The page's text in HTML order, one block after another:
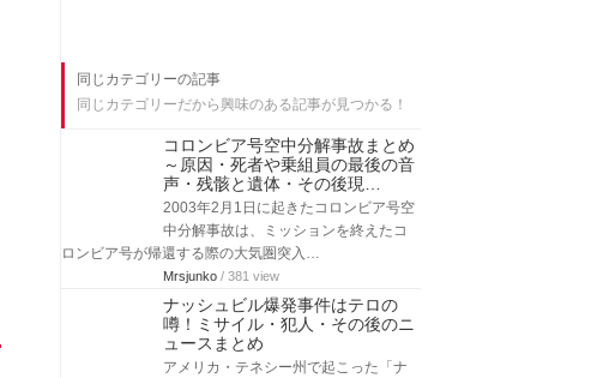
同じカテゴリーの記事
同じカテゴリーだから興味のある記事が見つかる！
コロンビア号空中分解事故まとめ
～原因・死者や乗組員の最後の音
声・残骸と遺体・その後現…
2003年2月1日に起きたコロンビア号空
中分解事故は、ミッションを終えたコ
ロンビア号が帰還する際の大気圏突入…
Mrsjunko / 381 view
ナッシュビル爆発事件はテロの
噂！ミサイル・犯人・その後のニ
ュースまとめ
アメリカ・テネシー州で起こった「ナ